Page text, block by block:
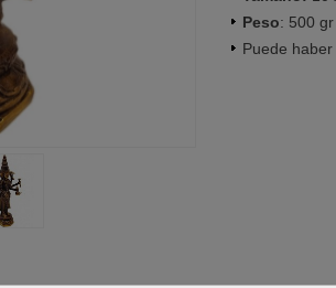
Peso: 500 gr
Puede